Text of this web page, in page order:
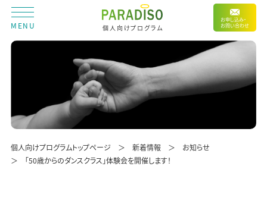
MENU 個人向けプログラム
お申し込み・
お問い合わせ
個人向けプログラムトップページ 新着情報
お知らせ
「50歳からのダンスクラス」体験会を開催します！